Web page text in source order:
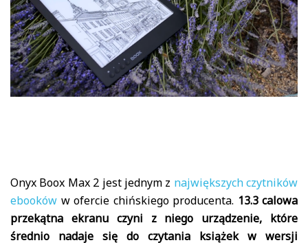
Onyx Boox Max 2 jest jednym z największych czytników
ebooków w ofercie chińskiego producenta. 13.3 calowa
przekątna ekranu czyni z niego urządzenie, które
średnio nadaje się do czytania książek w wersji